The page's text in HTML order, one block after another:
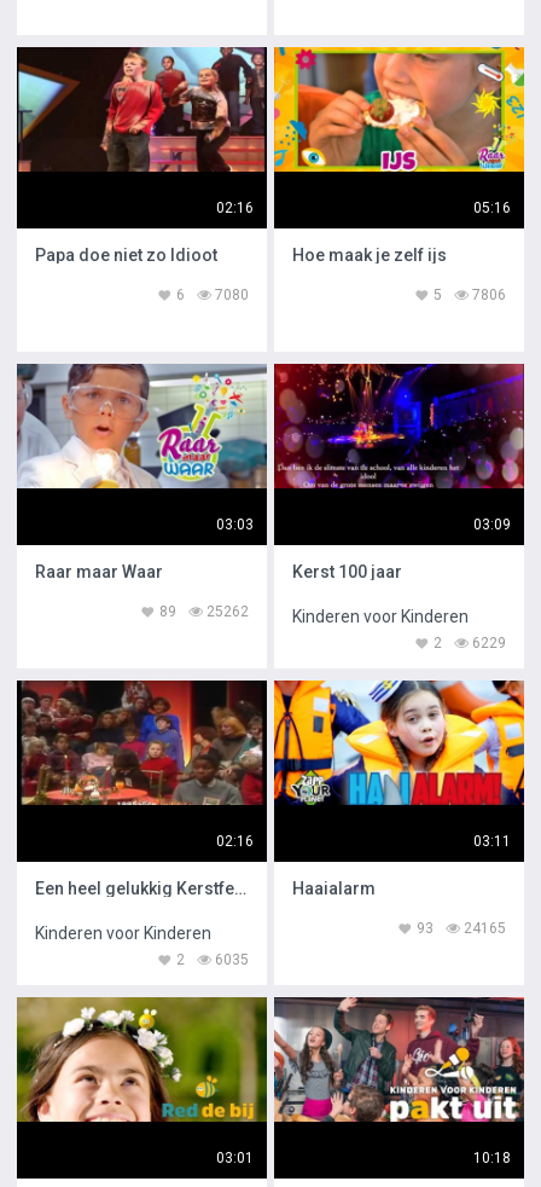
02:16
Papa doe niet zo Idioot
7080
6
05:16
Hoe maak je zelf ijs
7806
5
03:03
Raar maar Waar
25262
89
03:09
Kerst 100 jaar
Kinderen voor Kinderen
6229
2
02:16
Een heel gelukkig Kerstfeest
Kinderen voor Kinderen
6035
2
03:11
Haaialarm
24165
93
03:01 10:18